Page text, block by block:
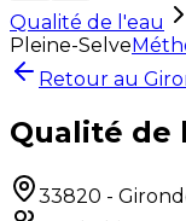
Qualité de l'eau
Pleine-Selve
Retour au
Qualité de
33820 -